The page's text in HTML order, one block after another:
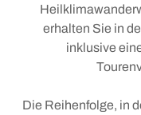
Fotowettbewerb
erhalten Sie in
inklusive
Die Reihenfolge, in